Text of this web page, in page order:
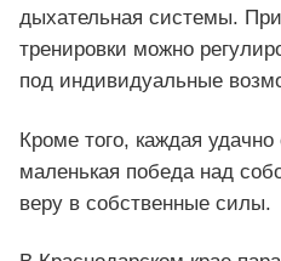
дыхательная системы.
тренировки можно
под индивидуальные
Кроме того, каждая
маленькая победа над
веру в собственные силы.